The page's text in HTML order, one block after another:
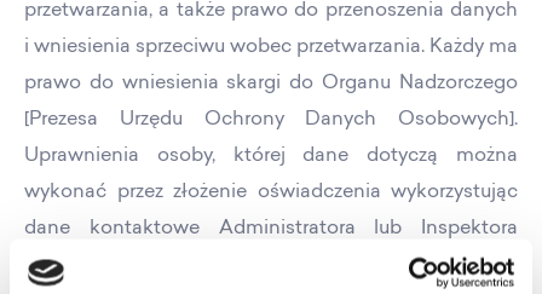
przetwarzania, a także prawo do przenoszenia danych
i wniesienia sprzeciwu wobec przetwarzania. Każdy ma
prawo do wniesienia skargi do Organu Nadzorczego
[Prezesa Urzędu Ochrony Danych Osobowych].
Uprawnienia osoby, której dane dotyczą można
wykonać przez złożenie oświadczenia wykorzystując
dane kontaktowe Administratora lub Inspektora
Ochrony Danych wskazane we wstępie.